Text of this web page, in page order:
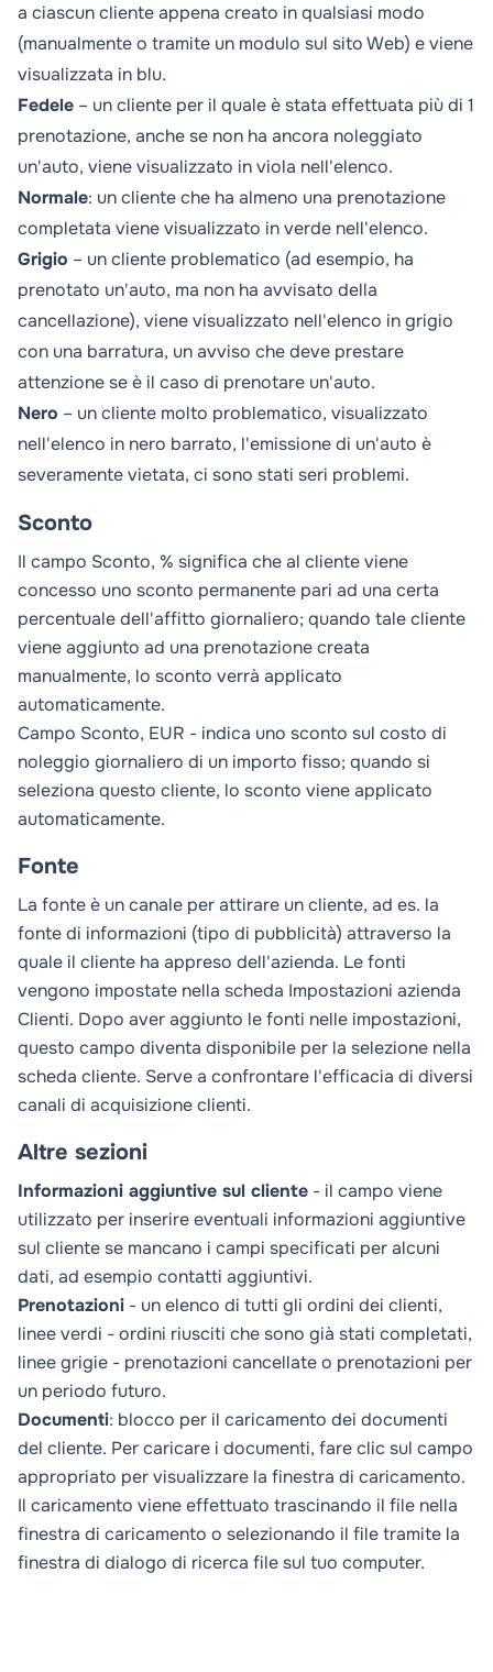
a ciascun cliente appena creato in qualsiasi modo
(manualmente o tramite un modulo sul sito Web) e viene
visualizzata in blu.
Fedele – un cliente per il quale è stata effettuata più di 1
prenotazione, anche se non ha ancora noleggiato
un'auto, viene visualizzato in viola nell'elenco.
Normale: un cliente che ha almeno una prenotazione
completata viene visualizzato in verde nell'elenco.
Grigio – un cliente problematico (ad esempio, ha
prenotato un'auto, ma non ha avvisato della
cancellazione), viene visualizzato nell'elenco in grigio
con una barratura, un avviso che deve prestare
attenzione se è il caso di prenotare un'auto.
Nero – un cliente molto problematico, visualizzato
nell'elenco in nero barrato, l'emissione di un'auto è
severamente vietata, ci sono stati seri problemi.
Sconto
Il campo Sconto, % significa che al cliente viene
concesso uno sconto permanente pari ad una certa
percentuale dell'affitto giornaliero; quando tale cliente
viene aggiunto ad una prenotazione creata
manualmente, lo sconto verrà applicato
automaticamente.
Campo Sconto, EUR - indica uno sconto sul costo di
noleggio giornaliero di un importo fisso; quando si
seleziona questo cliente, lo sconto viene applicato
automaticamente.
Fonte
La fonte è un canale per attirare un cliente, ad es. la
fonte di informazioni (tipo di pubblicità) attraverso la
quale il cliente ha appreso dell'azienda. Le fonti
vengono impostate nella scheda Impostazioni azienda
Clienti. Dopo aver aggiunto le fonti nelle impostazioni,
questo campo diventa disponibile per la selezione nella
scheda cliente. Serve a confrontare l'efficacia di diversi
canali di acquisizione clienti.
Altre sezioni
Informazioni aggiuntive sul cliente - il campo viene
utilizzato per inserire eventuali informazioni aggiuntive
sul cliente se mancano i campi specificati per alcuni
dati, ad esempio contatti aggiuntivi.
Prenotazioni - un elenco di tutti gli ordini dei clienti,
linee verdi - ordini riusciti che sono già stati completati,
linee grigie - prenotazioni cancellate o prenotazioni per
un periodo futuro.
Documenti: blocco per il caricamento dei documenti
del cliente. Per caricare i documenti, fare clic sul campo
appropriato per visualizzare la finestra di caricamento.
Il caricamento viene effettuato trascinando il file nella
finestra di caricamento o selezionando il file tramite la
finestra di dialogo di ricerca file sul tuo computer.